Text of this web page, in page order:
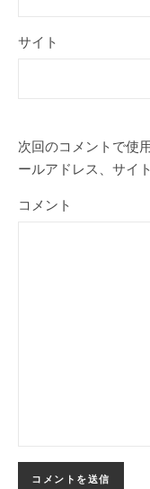
サイト
次回のコメントで使
ールアドレス、サイ
コメント